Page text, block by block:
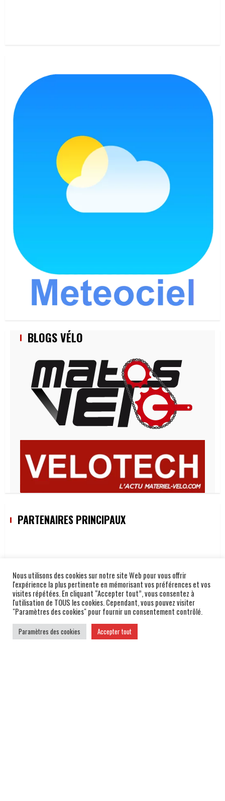
BLOGS VÉLO
PARTENAIRES PRINCIPAUX
Nous utilisons des cookies sur notre site Web pour vous offrir
l'expérience la plus pertinente en mémorisant vos préférences et vos
visites répétées. En cliquant “Accepter tout”, vous consentez à
l'utilisation de TOUS les cookies. Cependant, vous pouvez visiter
"Paramètres des cookies" pour fournir un consentement contrôlé.
Paramètres des cookies Accepter tout